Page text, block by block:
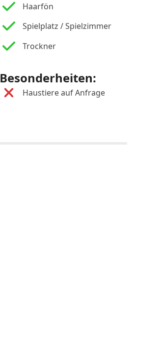
Haarfön
Spielplatz / Spielzimmer
Trockner
Besonderheiten:
Haustiere auf Anfrage